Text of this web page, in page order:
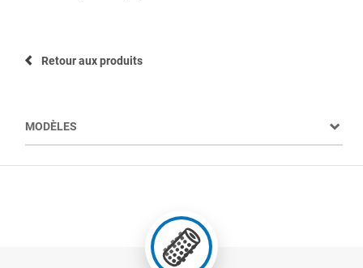
Retour aux produits
MODÈLES